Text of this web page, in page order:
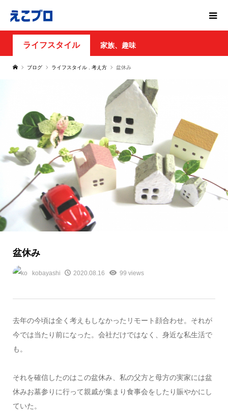
ライフスタイル 家族、趣味
ブログ ライフスタイル 考え方 盆休み
盆休み
kobayashi 2020.08.16 99 views
去年の今頃は全く考えもしなかったリモート顔合わせ。それが
今では当たり前になった。会社だけではなく、身近な私生活で
も。
それを確信したのはこの盆休み、私の父方と母方の実家には盆
休みお墓参りに行って親戚が集まり食事会をしたり賑やかにし
ていた。